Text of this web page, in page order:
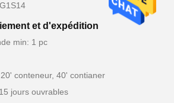
et d'expédition
min: 1 pc
conteneur, 40' contianer
jours ouvrables